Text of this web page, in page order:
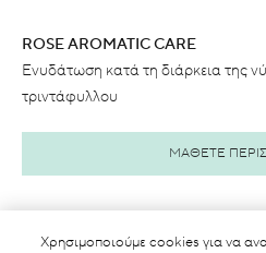
ROSE AROMATIC CARE
Ενυδάτωση κατά τη διάρκεια της
τριντάφυλλου
ΜΑΘΕΤΕ
Χρησιμοποιούμε cookies για να